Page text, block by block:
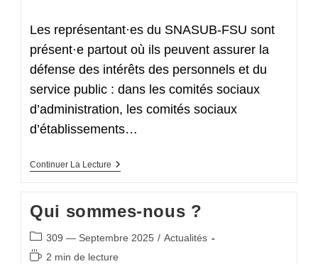
Les représentant·es du SNASUB-FSU sont
présent·e partout où ils peuvent assurer la
défense des intérêts des personnels et du
service public : dans les comités sociaux
d’administration, les comités sociaux
d’établissements…
Continuer La Lecture Les
Nous
Et
Vous
Représentons
Qui sommes-nous ?
Post
category:
309 — Septembre 2025 / Actualités
Temps2 min de lecture